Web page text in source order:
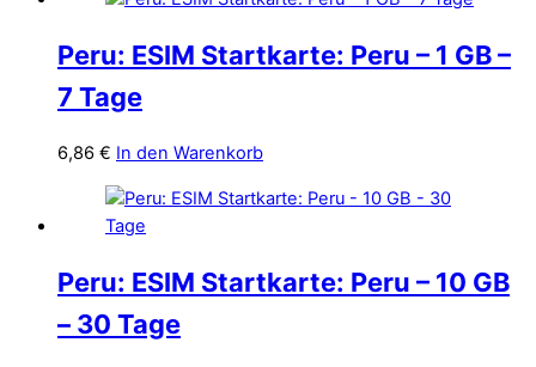
Peru: ESIM Startkarte: Peru – 1 GB –
7 Tage
6,86 € In den Warenkorb
Peru: ESIM Startkarte: Peru – 10 GB
– 30 Tage